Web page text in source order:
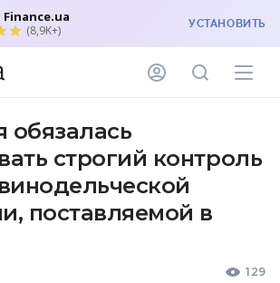
(8,9K+) УСТАНОВИТЬ
обязалась
строгий контроль
поставляемой в
129